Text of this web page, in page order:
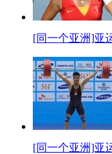
[同一个亚洲]亚
[同一个亚洲]亚